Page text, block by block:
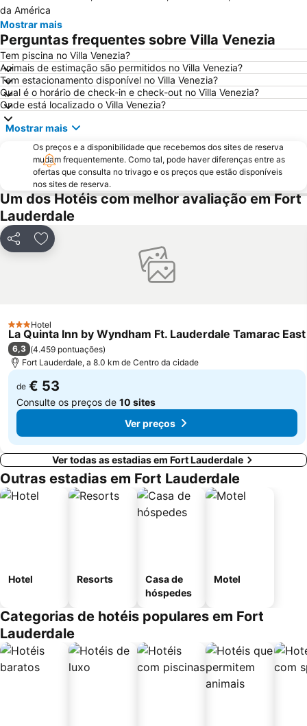
Centro de Miami
Coconut Grove
Aventura Mall
Brickell Avenue
Port Everglades
Collins Avenue
Design District
Wynwood-Edgewater
Miami Beach Visitor Center
FORT LAUDERDALE INTERNATIONAL BOAT SHOW
Conservatorio musicale Lynn University
Bairro Art Deco
Hard Rock Cafe Miami
Ultra Music Festival
Keys Islands
SoBe Unique
Miami International Mall
Midtown
The Groove Cruise
Downtown Delray Beach
Omni
Lummus Park
da América
Mostrar mais
Perguntas frequentes sobre Villa Venezia
Tem piscina no Villa Venezia?
Animais de estimação são permitidos no Villa Venezia?
Tem estacionamento disponível no Villa Venezia?
Qual é o horário de check-in e check-out no Villa Venezia?
Onde está localizado o Villa Venezia?
Mostrar mais
Os preços e a disponibilidade que recebemos dos sites de reserva
mudam frequentemente. Como tal, pode haver diferenças entre as
ofertas que consulta no trivago e os preços que estão disponíveis
nos sites de reserva.
Um dos Hotéis com melhor avaliação em Fort
Lauderdale
PartilharAdicionar aos favoritos
3 Estrelas
Hotel
La Quinta Inn by Wyndham Ft. Lauderdale Tamarac East
6,3 (4.459 pontuações)
Fort Lauderdale, a 8.0 km de Centro da cidade
de € 53
Consulte os preços de 10 sites
Ver preços
Ver todas as estadias em Fort Lauderdale
Outras estadias em Fort Lauderdale
Hotel Resorts
Casa de
hóspedes
Motel
Categorias de hotéis populares em Fort
Lauderdale